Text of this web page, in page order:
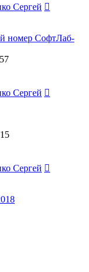
Сергей
номер СофтЛаб-
Сергей
Сергей